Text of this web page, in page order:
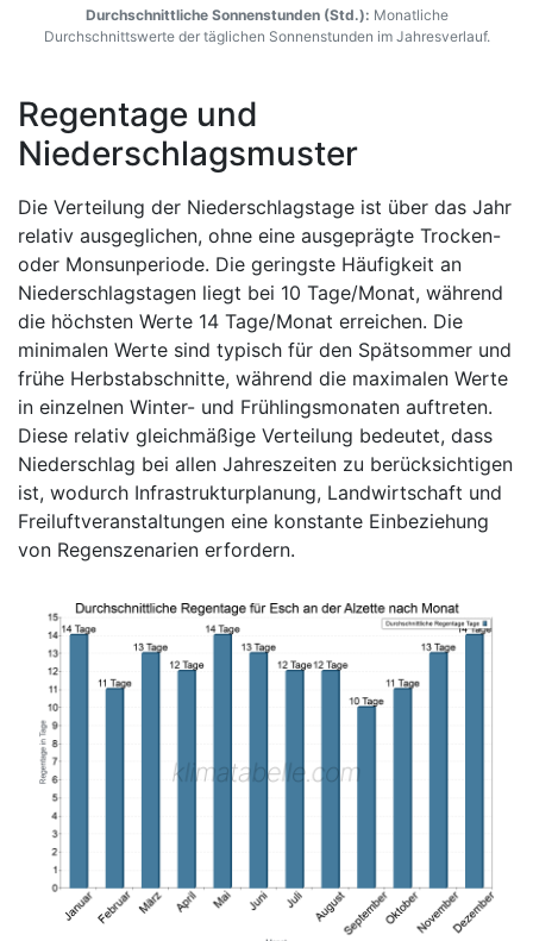
Durchschnittliche Sonnenstunden (Std.): Monatliche
Durchschnittswerte der täglichen Sonnenstunden im Jahresverlauf.
Regentage und
Niederschlagsmuster
Die Verteilung der Niederschlagstage ist über das Jahr
relativ ausgeglichen, ohne eine ausgeprägte Trocken-
oder Monsunperiode. Die geringste Häufigkeit an
Niederschlagstagen liegt bei 10 Tage/Monat, während
die höchsten Werte 14 Tage/Monat erreichen. Die
minimalen Werte sind typisch für den Spätsommer und
frühe Herbstabschnitte, während die maximalen Werte
in einzelnen Winter- und Frühlingsmonaten auftreten.
Diese relativ gleichmäßige Verteilung bedeutet, dass
Niederschlag bei allen Jahreszeiten zu berücksichtigen
ist, wodurch Infrastrukturplanung, Landwirtschaft und
Freiluftveranstaltungen eine konstante Einbeziehung
von Regenszenarien erfordern.